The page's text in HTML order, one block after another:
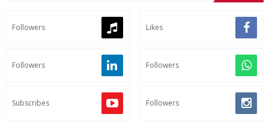
Likes
Followers
Followers
Followers
Followers
Subscribes